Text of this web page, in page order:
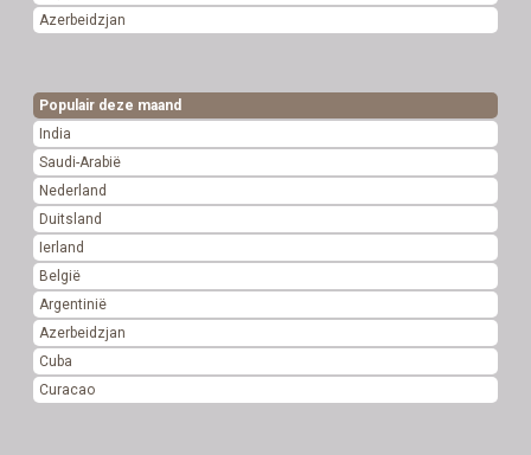
Azerbeidzjan
Populair deze maand
India
Saudi-Arabië
Nederland
Duitsland
Ierland
België
Argentinië
Azerbeidzjan
Cuba
Curacao